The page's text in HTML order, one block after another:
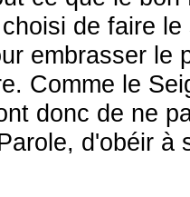
de faire
embrasser le
Comme le
donc de ne
d'obéir à